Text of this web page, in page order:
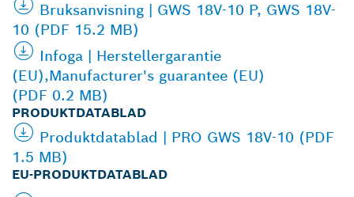
Bruksanvisning | GWS 18V-10 P, GWS 18V-
10 (PDF 15.2 MB)
Infoga | Herstellergarantie
(EU),Manufacturer's guarantee (EU)
(PDF 0.2 MB)
PRODUKTDATABLAD
Produktdatablad | PRO GWS 18V-10 (PDF
1.5 MB)
EU-PRODUKTDATABLAD